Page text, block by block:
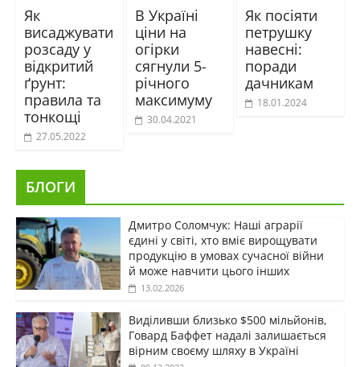
Як
висаджувати
розсаду у
відкритий
ґрунт:
правила та
тонкощі
27.05.2022
В Україні
ціни на
огірки
сягнули 5-
річного
максимуму
30.04.2021
Як посіяти
петрушку
навесні:
поради
дачникам
18.01.2024
БЛОГИ
Дмитро Соломчук: Наші аграрії
єдині у світі, хто вміє вирощувати
продукцію в умовах сучасної війни
й може навчити цього інших
13.02.2026
Виділивши близько $500 мільйонів,
Говард Баффет надалі залишається
вірним своєму шляху в Україні